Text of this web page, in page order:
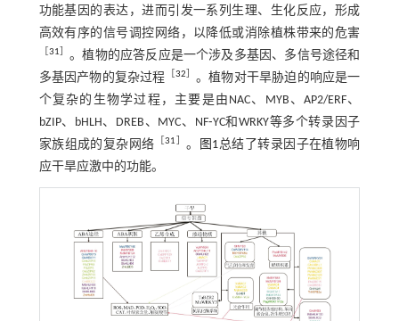
功能基因的表达，进而引发一系列生理、生化反应，形成
高效有序的信号调控网络，以降低或消除植株带来的危害
［31］ 。植物的应答反应是一个涉及多基因、多信号途径和
多基因产物的复杂过程 ［32］ 。植物对干旱胁迫的响应是一
个复杂的生物学过程，主要是由NAC、MYB、AP2/ERF、
bZIP、bHLH、DREB、MYC、NF⁃YC和WRKY等多个转录因子
家族组成的复杂网络 ［31］ 。 图1总结了转录因子在植物响
应干旱应激中的功能。